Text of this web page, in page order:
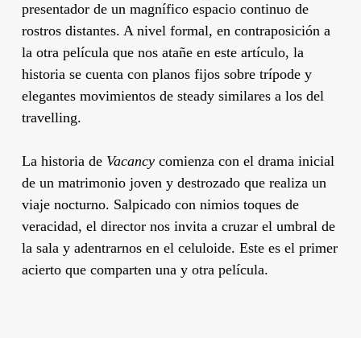
presentador de un magnífico espacio continuo de
rostros distantes. A nivel formal, en contraposición a
la otra película que nos atañe en este artículo, la
historia se cuenta con planos fijos sobre trípode y
elegantes movimientos de steady similares a los del
travelling.
La historia de Vacancy comienza con el drama inicial
de un matrimonio joven y destrozado que realiza un
viaje nocturno. Salpicado con nimios toques de
veracidad, el director nos invita a cruzar el umbral de
la sala y adentrarnos en el celuloide. Este es el primer
acierto que comparten una y otra película.